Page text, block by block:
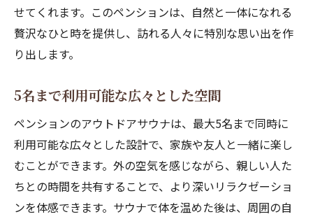
せてくれます。このペンションは、自然と一体になれる
贅沢なひと時を提供し、訪れる人々に特別な思い出を作
り出します。
5名まで利用可能な広々とした空間
ペンションのアウトドアサウナは、最大5名まで同時に
利用可能な広々とした設計で、家族や友人と一緒に楽し
むことができます。外の空気を感じながら、親しい人た
ちとの時間を共有することで、より深いリラクゼーショ
ンを体感できます。サウナで体を温めた後は、周囲の自